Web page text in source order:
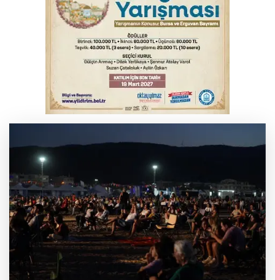
Kar maskeleriyle araç soyan 5 şüpheli
tutuklandı
Bursa’da samanlık alevlere teslim oldu
Yükseköğretim Kanununda değişiklik
Resmi Gazete'de